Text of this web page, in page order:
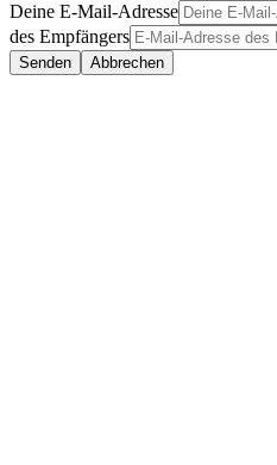
Deine E-Mail-Adresse
des Empfängers
Senden Abbrechen